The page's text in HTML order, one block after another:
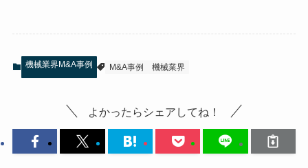
機械業界M&A事例 M&A事例 機械業界
よかったらシェアしてね！